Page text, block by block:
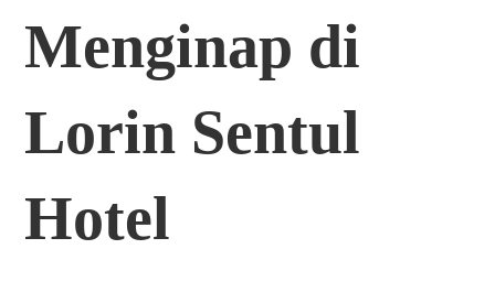
Menginap di
Lorin Sentul
Hotel